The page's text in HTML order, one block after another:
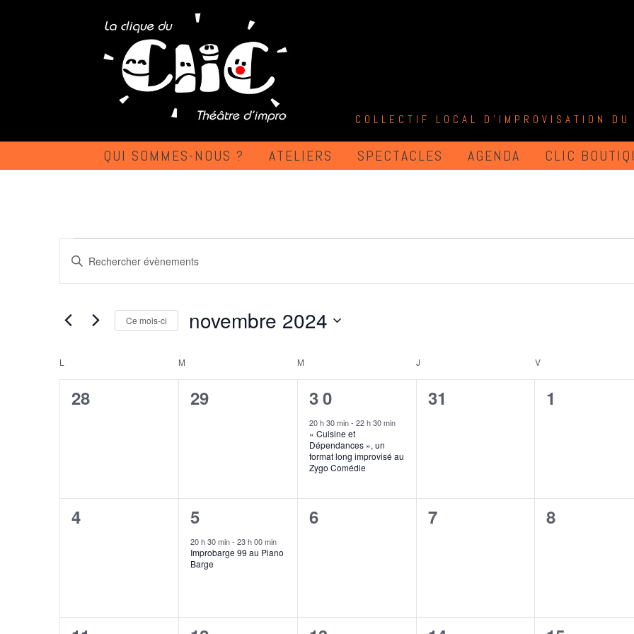
COLLECTIF LOCAL D'IMPROVISATION DU
QUI SOMMES-NOUS ? ATELIERS SPECTACLES AGENDA CLIC
ÉVÈNEMENTS
RECHERCHE
ET
DE
ÉVÈNEMENTS
Saisir
Rechercher
Évènements
mot-
clé.
Ce mois-ci novembre 2024
date.
CALENDRIER
DE
ÉVÈNEMENTS
L M M J V
0
28
0
29
1
évènement,
30
20 h 30 min- 22 h 30 min
« Cuisine et
Dépendances », un
format long improvisé au
Zygo Comédie
0
31
0
1
0
4
1
évènement,
5
20 h 30 min- 23 h 00 min
Improbarge 99 au Piano
Barge
0
6
0
7
0
8